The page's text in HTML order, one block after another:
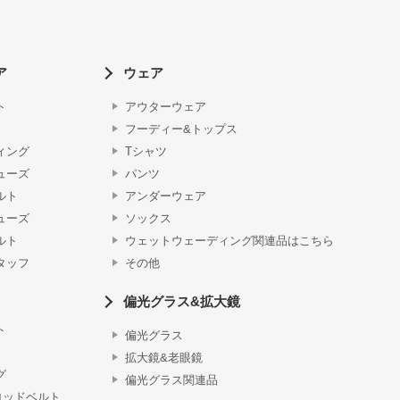
ング
ーズ
ト
ーズ
ト
ッフ
ドベルト
ウェア
アウターウェア
フーディー&トップス
Tシャツ
パンツ
アンダーウェア
ソックス
ウェットウェーディング関連品はこちら
その他
偏光グラス&拡大鏡
偏光グラス
拡大鏡&老眼鏡
偏光グラス関連品